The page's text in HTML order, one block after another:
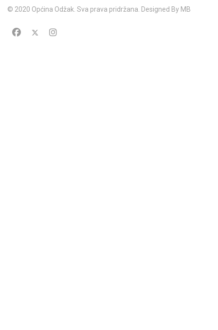
© 2020 Općina Odžak. Sva prava pridržana. Designed By MB